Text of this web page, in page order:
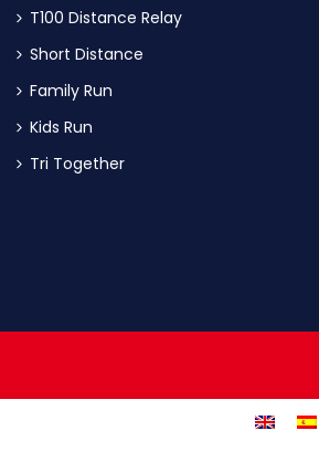
T100 Distance Relay
Short Distance
Family Run
Kids Run
Tri Together